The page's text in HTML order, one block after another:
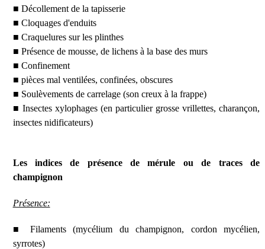
■ Décollement de la tapisserie
■ Cloquages d'enduits
■ Craquelures sur les plinthes
■ Présence de mousse, de lichens à la base des murs
■ Confinement
■ pièces mal ventilées, confinées, obscures
■ Soulèvements de carrelage (son creux à la frappe)
■ Insectes xylophages (en particulier grosse vrillettes, charançon,
insectes nidificateurs)
Les indices de présence de mérule ou de traces de
champignon
Présence:
■ Filaments (mycélium du champignon, cordon mycélien,
syrrotes)